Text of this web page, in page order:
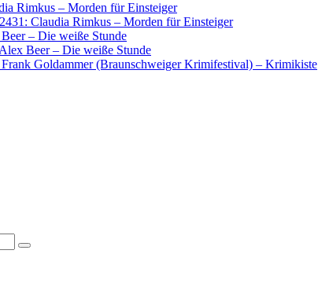
Rimkus – Morden für Einsteiger
2431: Claudia Rimkus – Morden für Einsteiger
– Die weiße Stunde
Beer – Die weiße Stunde
Goldammer (Braunschweiger Krimifestival) – Krimikiste
Suchen